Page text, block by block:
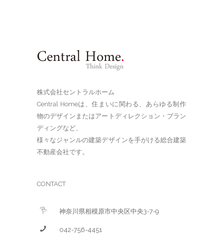
株式会社セントラルホーム
Central Homeは、住まいに関わる、あらゆる制作
物のデザインまたはアートディレクション・ブラン
ディングなど、
様々なジャンルの建築デザインを手がける総合建築
不動産会社です。
CONTACT
神奈川県相模原市中央区中央3-7-9
042-756-4451